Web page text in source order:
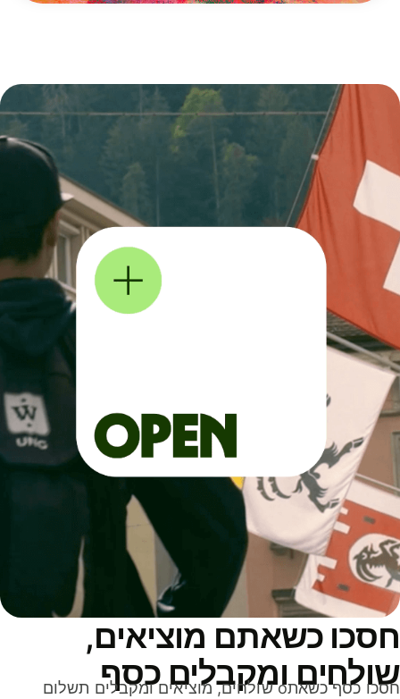
כשאתם מוציאים,
ומקבלים כסף
חסכו כסף כשאתo שולחים, מוציאים ומקבלים תשלום